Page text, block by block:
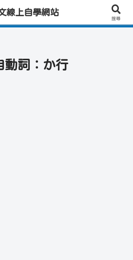
文｜專業日籍老師一對一線上教學｜高效會話練
動詞：か行
線上自學網站
搜尋